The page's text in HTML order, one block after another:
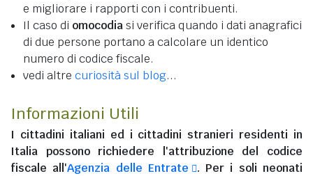
e migliorare i rapporti con i contribuenti.
Il caso di omocodiasi verifica quando i dati anagrafici
di due persone portano a calcolare un identico
numero di codice fiscale.
vedi altre curiosità sul blog...
Informazioni Utili
I cittadini italiani ed i cittadini stranieri residenti in
Italia possono richiedere l'attribuzione del codice
fiscale all'Agenzia delle Entrate
. Per i soli neonati